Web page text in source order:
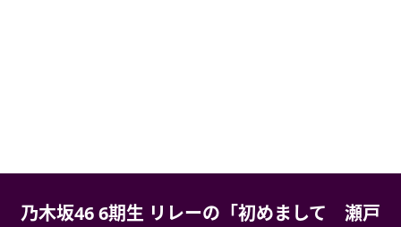
乃木坂46 6期生 リレーの「初めまして 瀬戸